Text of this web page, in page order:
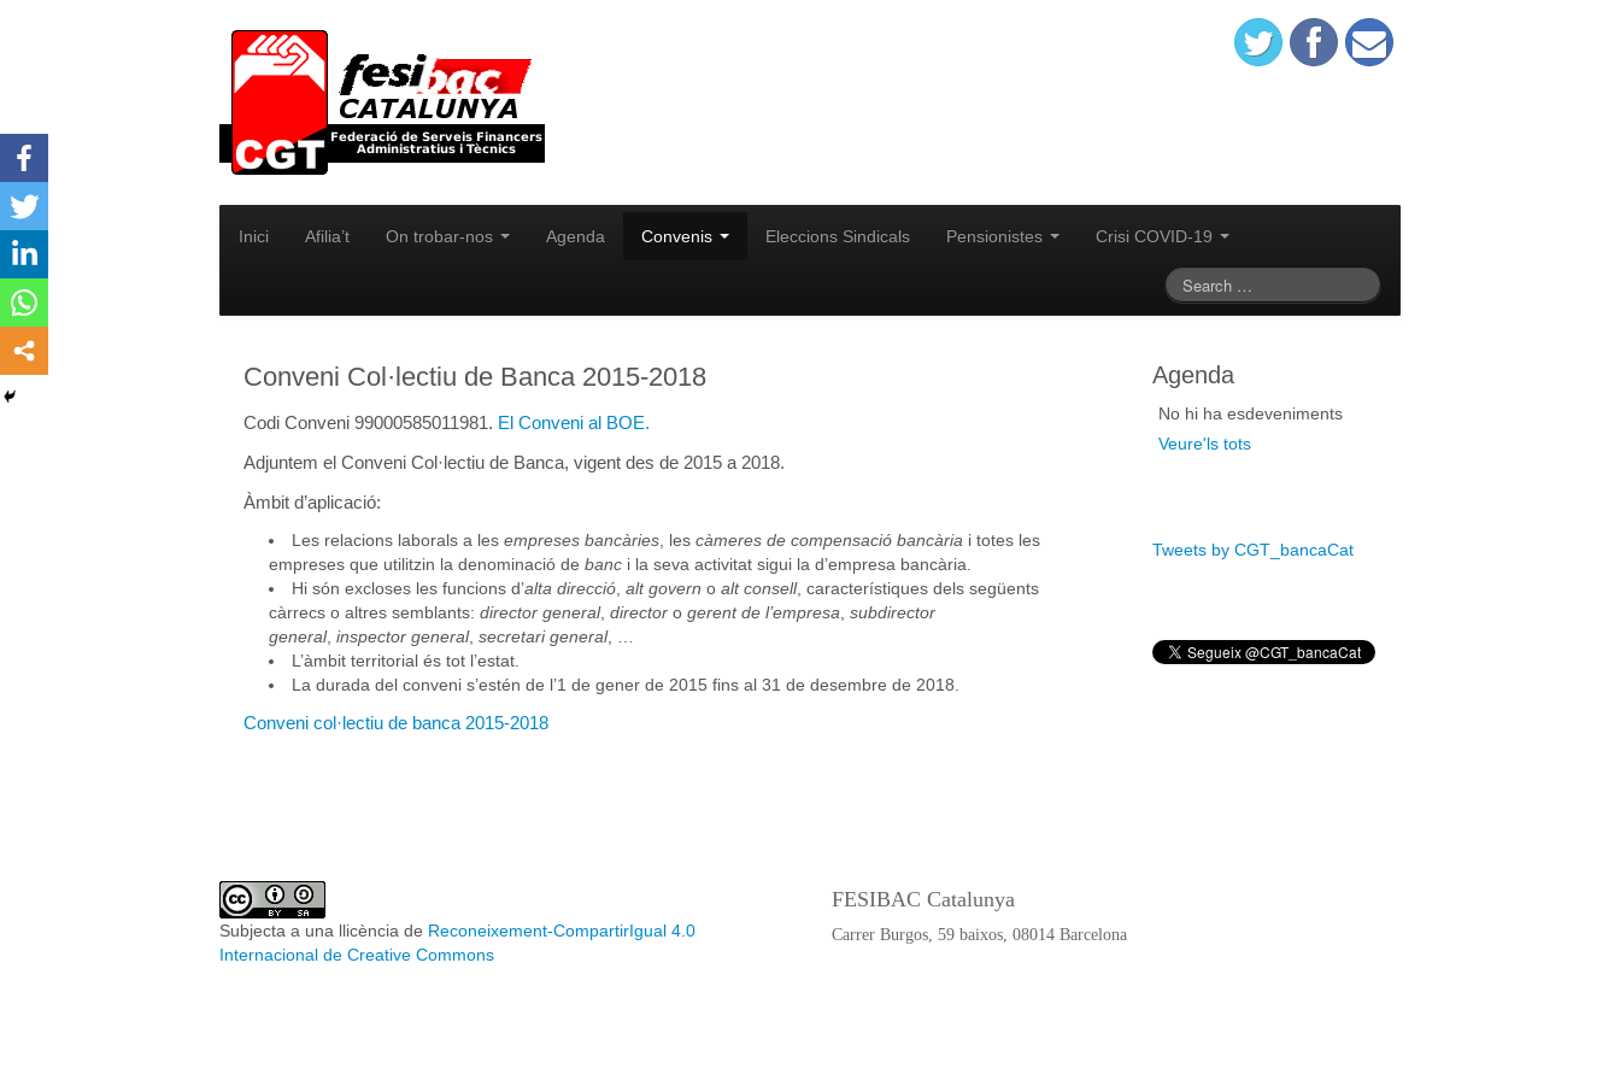
Inici Afilia’t On trobar-nos Agenda Convenis Eleccions Sindicals Pensionistes Crisi COVID-19
Conveni Col·lectiu de Banca 2015-2018
Codi Conveni 99000585011981. El Conveni al BOE.
Adjuntem el Conveni Col·lectiu de Banca, vigent des de 2015 a 2018.
Àmbit d’aplicació:
Les relacions laborals a les empreses bancàries , les càmeres de compensació bancària i totes les
empreses que utilitzin la denominació de banc i la seva activitat sigui la d’empresa bancària.
Hi són excloses les funcions d’alta direcció alt govern o alt consell, característiques dels següents
càrrecs o altres semblants: director general, director o gerent de l’empresa subdirector
general, inspector general, secretari general, …
L’àmbit territorial és tot l’estat.
La durada del conveni s’estén de l’1 de gener de 2015 fins al 31 de desembre de 2018.
Conveni col·lectiu de banca 2015-2018
Agenda
No hi ha esdeveniments
Veure'ls tots
Tweets by CGT_bancaCat
Subjecta a una llicència de Reconeixement-CompartirIgual 4.0
Internacional de Creative Commons
FESIBAC Catalunya
Carrer Burgos, 59 baixos, 08014 Barcelona